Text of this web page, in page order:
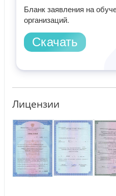
Бланк заявления на
организаций.
Скачать
Лицензии